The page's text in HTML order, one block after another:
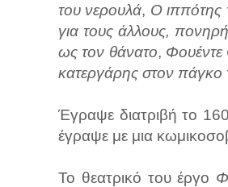
του νερουλά, Ο ιππότης
για τους άλλους,
ως τον θάνατο,
κατεργάρης στον πάγκο
Έγραψε διατριβή το
έγραψε με μια
Το θεατρικό του έργο